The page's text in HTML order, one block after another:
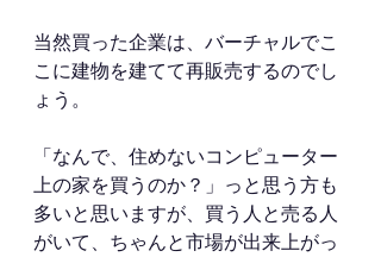
当然買った企業は、バーチャルでこ
こに建物を建てて再販売するのでし
ょう。
「なんで、住めないコンピューター
上の家を買うのか？」っと思う方も
多いと思いますが、買う人と売る人
がいて、ちゃんと市場が出来上がっ